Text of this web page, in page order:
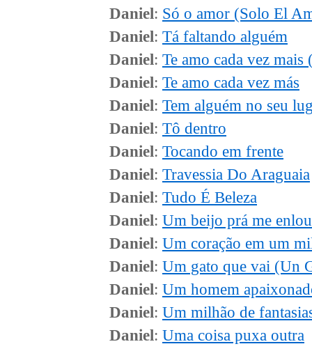
Daniel: Só o amor (Solo El
Daniel: Tá faltando alguém
Daniel: Te amo cada vez
Daniel: Te amo cada vez más
Daniel: Tem alguém no seu
Daniel: Tô dentro
Daniel: Tocando em frente
Daniel: Travessia Do Araguaia
Daniel: Tudo É Beleza
Daniel: Um beijo prá me
Daniel: Um coração em um
Daniel: Um gato que vai (Un
Daniel: Um homem
Daniel: Um milhão de
Daniel: Uma coisa puxa outra